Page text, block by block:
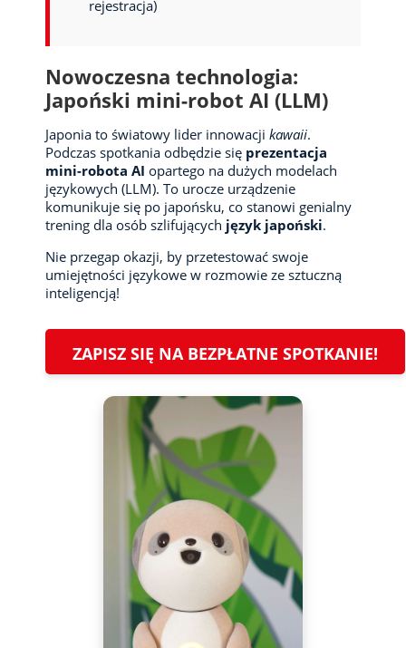
rejestracja)
Nowoczesna technologia:
Japoński mini-robot AI (LLM)
Japonia to światowy lider innowacji kawaii.
Podczas spotkania odbędzie się prezentacja
mini-robota AI opartego na dużych modelach
językowych (LLM). To urocze urządzenie
komunikuje się po japońsku, co stanowi genialny
trening dla osób szlifujących język japoński.
Nie przegap okazji, by przetestować swoje
umiejętności językowe w rozmowie ze sztuczną
inteligencją!
ZAPISZ SIĘ NA BEZPŁATNE SPOTKANIE!